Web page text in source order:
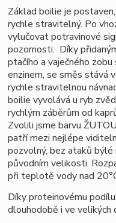
Základ boilie je
rychle stravitelný. Po
vylučovat potravinové
pozornosti. Díky
ptačího a vaječného
enzinem, sesměs stává
rychle stravitelnou
boilie vyvolává u ryb
rychlým záběrům od
Zvolili jsme barvu
patří mezi nejlépe
pozvolný, bez ataků býlé
původním velikosti.
při teplotě vody nad
Díky proteinovému
dlouhodobě i ve velikých